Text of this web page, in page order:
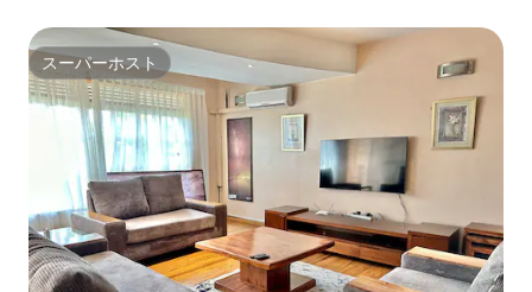
スーパーホスト
スーパーホスト